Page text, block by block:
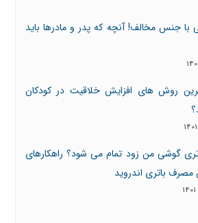
با جنس مخالف! آنچه که پدر و مادرها باید
روش های افزایش خلاقیت در کودکان
گوشی من زود تمام می شود؟ راهکارهای
باتری اندروید